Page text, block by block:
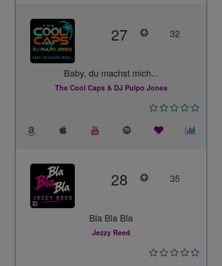
27 32
Baby, du machst mich...
The Cool Caps & DJ Pulpo Jones
28 35
Bla Bla Bla
Jezzy Reed